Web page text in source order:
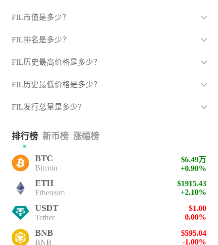
FIL市值是多少？
FIL排名是多少？
FIL历史最高价格是多少？
FIL历史最低价格是多少？
FIL发行总量是多少？
排行榜 新币榜 涨幅榜
BTC
Bitcoin
$6.49万
+0.90%
ETH
Ethereum
$1915.43
+2.10%
USDT
Tether
$1.00
0.00%
BNB
BNB
$595.04
-1.00%